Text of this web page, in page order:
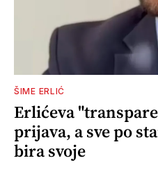
ŠIME ERLIĆ
Erlićeva
prijava, a sve po
bira svoje